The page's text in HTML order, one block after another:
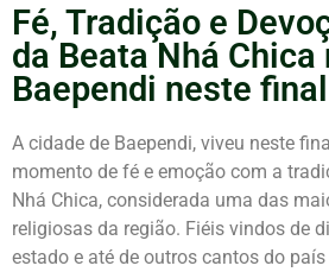
Fé, Tradição e
da Beata Nhá
Baependi neste
A cidade de Baependi, viveu neste
momento de fé e emoção com a
Nhá Chica, considerada uma das
religiosas da região. Fiéis vindos de
estado e até de outros cantos do